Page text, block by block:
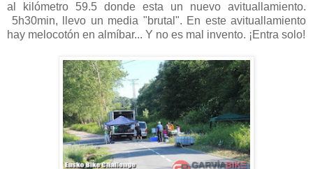
al kilómetro 59.5 donde esta un nuevo avituallamiento.
5h30min, llevo un media "brutal". En este avituallamiento
hay melocotón en almíbar... Y no es mal invento. ¡Entra solo!